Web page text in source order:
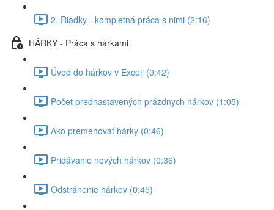
2. Riadky - kompletná práca s nimi (2:16)
HÁRKY - Práca s hárkami
Úvod do hárkov v Exceli (0:42)
Počet prednastavených prázdnych hárkov (1:05)
Ako premenovať hárky (0:46)
Pridávanie nových hárkov (0:36)
Odstránenie hárkov (0:45)